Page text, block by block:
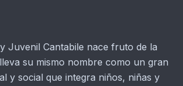
Juvenil Cantabile nace fruto de la
su mismo nombre como un gran
y social que integra niños, niñas y